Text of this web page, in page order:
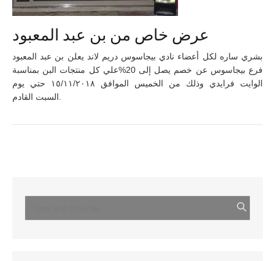
عرض خاص من بن عبد المعبود
بشري ساره لكل أعضاء نادي بيجاسوس دريم لاند يعلن بن عبد المعبود
فرع بيجاسوس عن خصم يصل إلى 20%علي كل منتجات البن بمناسبة
الوايت فرايدي وذلك من الخميس الموافق ١٥/١١/٢٠١٨ حتي يوم